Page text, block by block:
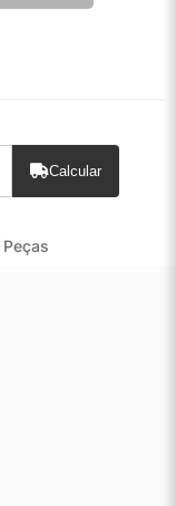
Calcular
Peças